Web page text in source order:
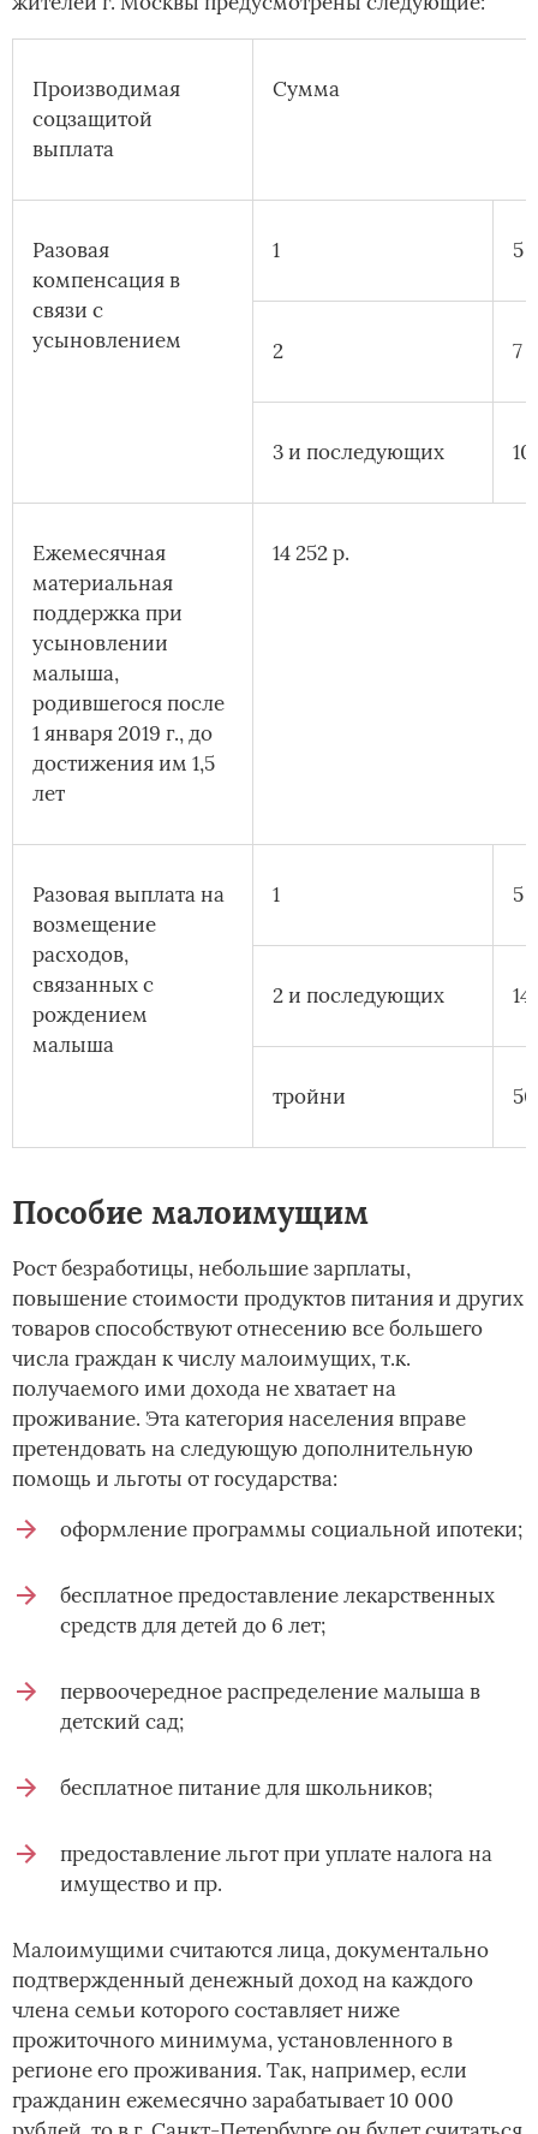
Производимая
соцзащитой
выплата
Сумма
Разовая
компенсация в
связи с
усыновлением­
1 5
2 7
3 и последующих
Ежемесячная
материальная
поддержка при
усыновлении
малыша,
родившегося после
1 января 2019 г., до
достижения им 1,5
лет
14 252 р.
Разовая выплата на
возмещение
расходов,
связанных с
рождением
малыша
1 5
2 и последующих
тройни
Пособие малоимущим
Рост безработицы, небольшие зарплаты,
повышение стоимости продуктов питания и других
товаров способствуют отнесению все большего
числа граждан к числу малоимущих, т.к.
получаемого ими дохода не хватает на
проживание. Эта категория населения вправе
претендовать на следующую дополнительную
помощь и льготы от государства:
оформление программы социальной ипотеки;
бесплатное предоставление лекарственных
средств для детей до 6 лет;
первоочередное распределение малыша в
детский сад;
бесплатное питание для школьников;
предоставление льгот при уплате налога на
имущество и пр.
Малоимущими считаются лица, документально
подтвержденный денежный доход на каждого
члена семьи которого составляет ниже
прожиточного минимума, установленного в
регионе его проживания. Так, например, если
гражданин ежемесячно зарабатывает 10 000